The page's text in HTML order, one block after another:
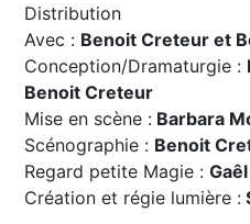
Distribution
Avec : Benoit Creteur et
Conception/Dramaturgie :
Benoit Creteur
Mise en scène : Barbara
Scénographie : Benoit
Regard petite Magie :
Création et régie lumière :